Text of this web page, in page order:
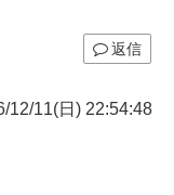
返信
12/11(日) 22:54:48